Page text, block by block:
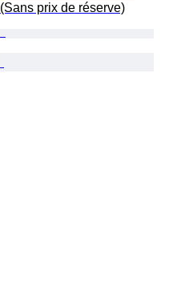
(Sans prix de réserve)